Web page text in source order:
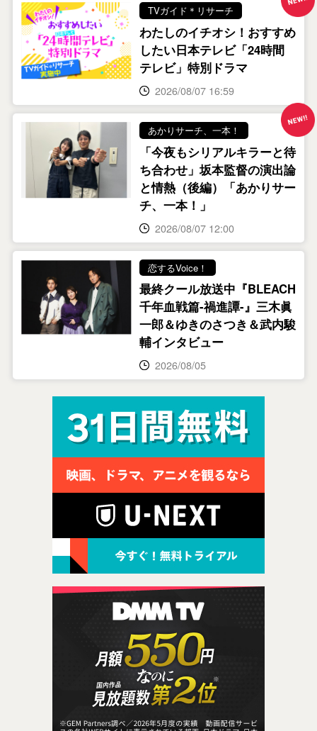
TVガイド＊リサーチ
わたしのイチオシ！おすすめ
したい日本テレビ「24時間
テレビ」特別ドラマ
2026/08/07 16:59
あかりサーチ、一本！
「今夜もシリアルキラーと待
ち合わせ」坂本監督の演出論
と情熱（後編）「あかりサー
チ、一本！」
2026/08/07 12:00
恋するVoice！
最終クール放送中『BLEACH
千年血戦篇-禍進譚-』三木眞
一郎＆ゆきのさつき＆武内駿
輔インタビュー
2026/08/05